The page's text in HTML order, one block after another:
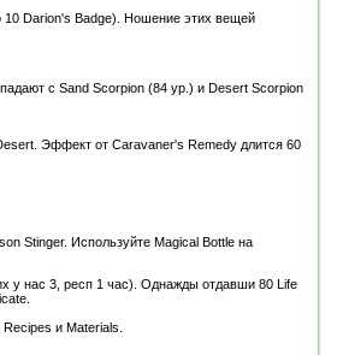
10 Darion's Badge). Ношение этих вещей
с Sand Scorpion (84 ур.) и Desert Scorpion
Эффект от Caravaner's Remedy длится 60
Stinger. Используйте Magical Bottle на
у нас 3, респ 1 час). Однажды отдавши 80 Life
и Materials.